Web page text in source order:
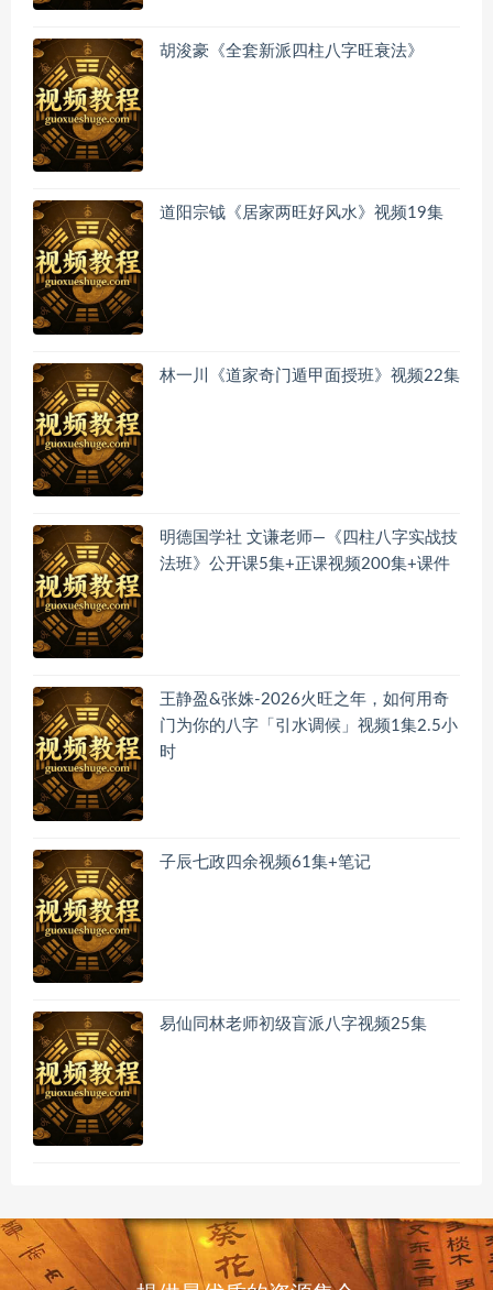
胡浚豪《全套新派四柱八字旺衰法》
道阳宗钺《居家两旺好风水》视频19集
林一川《道家奇门遁甲面授班》视频22集
明德国学社 文谦老师—《四柱八字实战技
法班》公开课5集+正课视频200集+课件
王静盈&张姝-2026火旺之年，如何用奇
门为你的八字「引水调候」视频1集2.5小
时
子辰七政四余视频61集+笔记
易仙同林老师初级盲派八字视频25集